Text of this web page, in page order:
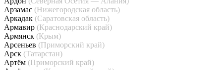
Арзамас (Нижегородская область)
Аркадак (Саратовская область)
Армавир (Краснодарский край)
Армянск (Крым)
Арсеньев (Приморский край)
Арск (Татарстан)
Артём (Приморский край)